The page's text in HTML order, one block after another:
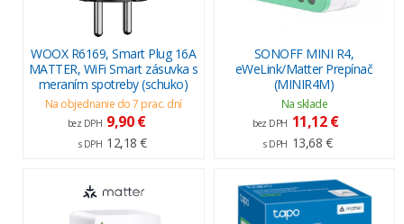
WOOX R6169, Smart Plug 16A
MATTER, WiFi Smart zásuvka s
meraním spotreby (schuko)
Na objednanie do 7 prac. dní
bez DPH 9,90 €
s DPH 12,18 €
SONOFF MINI R4,
eWeLink/Matter Prepínač
(MINIR4M)
Na sklade
bez DPH 11,12 €
s DPH 13,68 €